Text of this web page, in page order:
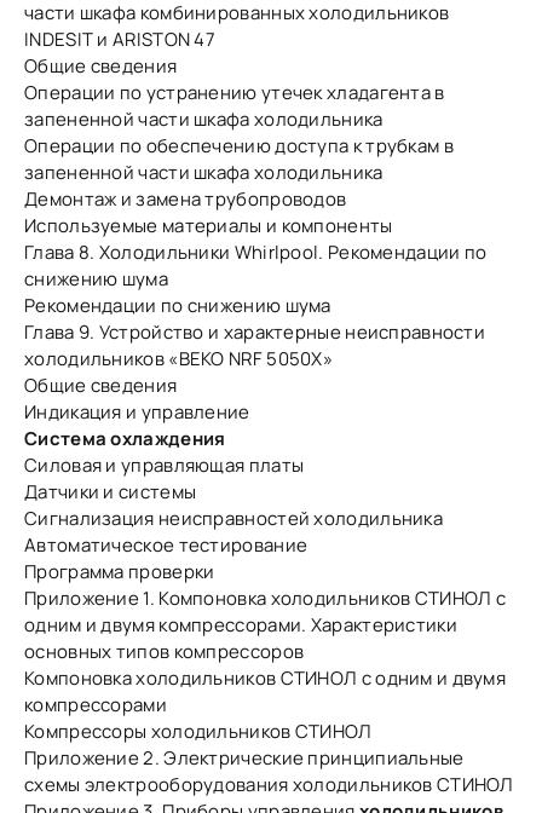
части шкафа комбинированных холодильников
INDESIT и ARISTON 47
Общие сведения
Операции по устранению утечек хладагента в
запененной части шкафа холодильника
Операции по обеспечению доступа к трубкам в
запененной части шкафа холодильника
Демонтаж и замена трубопроводов
Используемые материалы и компоненты
Глава 8. Холодильники Whirlpool. Рекомендации по
снижению шума
Рекомендации по снижению шума
Глава 9. Устройство и характерные неисправности
холодильников «ВЕКО NRF 5050Х»
Общие сведения
Индикация и управление
Система охлаждения
Силовая и управляющая платы
Датчики и системы
Сигнализация неисправностей холодильника
Автоматическое тестирование
Программа проверки
Приложение 1. Компоновка холодильников СТИНОЛ с
одним и двумя компрессорами. Характеристики
основных типов компрессоров
Компоновка холодильников СТИНОЛ с одним и двумя
компрессорами
Компрессоры холодильников СТИНОЛ
Приложение 2. Электрические принципиальные
схемы электрооборудования холодильников СТИНОЛ